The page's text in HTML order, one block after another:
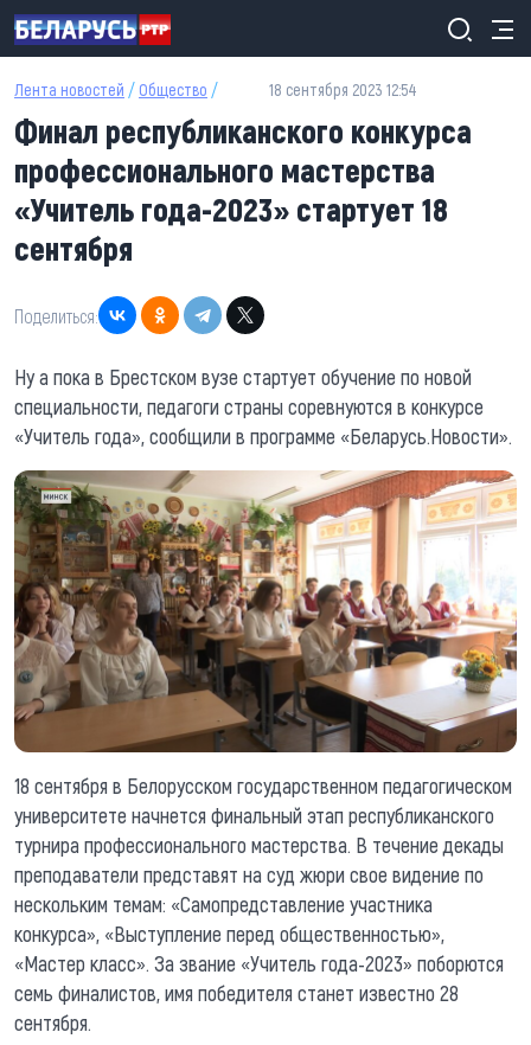
Перейти к основному содержанию
Лента новостей / Общество / 18 сентября 2023 12:54
Финал республиканского конкурса
профессионального мастерства
«Учитель года-2023» стартует 18
сентября
Поделиться:
Ну а пока в Брестском вузе стартует обучение по новой
специальности, педагоги страны соревнуются в конкурсе
«Учитель года», сообщили в программе «Беларусь.Новости».
18 сентября в Белорусском государственном педагогическом
университете начнется финальный этап республиканского
турнира профессионального мастерства. В течение декады
преподаватели представят на суд жюри свое видение по
нескольким темам: «Самопредставление участника
конкурса», «Выступление перед общественностью»,
«Мастер класс». За звание «Учитель года-2023» поборются
семь финалистов, имя победителя станет известно 28
сентября.